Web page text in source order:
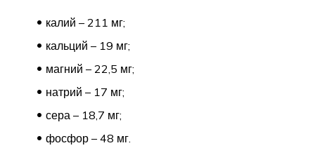
калий – 211 мг;
кальций – 19 мг;
магний – 22,5 мг;
натрий – 17 мг;
сера – 18,7 мг;
фосфор – 48 мг.